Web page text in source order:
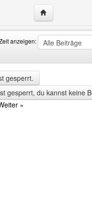
Website dieses
anzeigen:
gesperrt.
gesperrt, du kannst keine
»